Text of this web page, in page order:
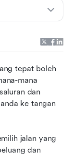
tepat boleh
mana
dan
ke tangan
jalan yang
dan
berbeza?
runcit